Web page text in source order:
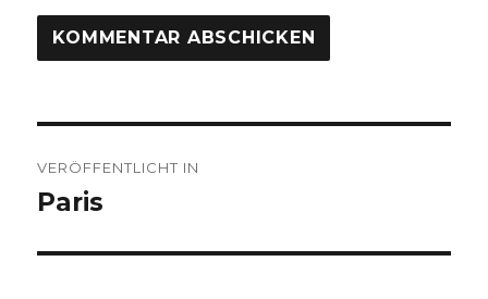
VERÖFFENTLICHT IN
Paris